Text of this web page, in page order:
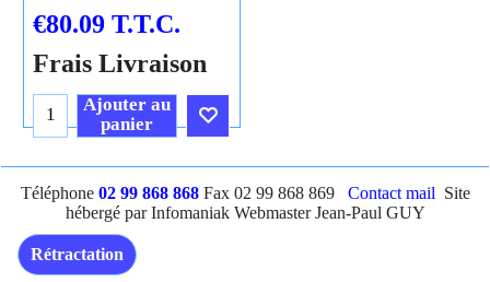
€80.09 T.T.C.
Frais Livraison
Ajouter au
panier
Téléphone 02 99 868 868Fax 02 99 868 869 Contact mail Site
hébergé par Infomaniak Webmaster Jean-Paul GUY
Rétractation